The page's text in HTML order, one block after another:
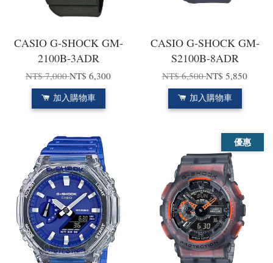
CASIO G-SHOCK GM-
2100B-3ADR
NT$ 7,000NT$ 6,300
加入購物車
CASIO G-SHOCK GM-
S2100B-8ADR
NT$ 6,500NT$ 5,850
加入購物車
優惠